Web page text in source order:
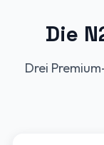
Die
Drei